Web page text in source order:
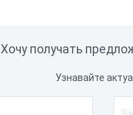
Хочу получать
Узнавайте